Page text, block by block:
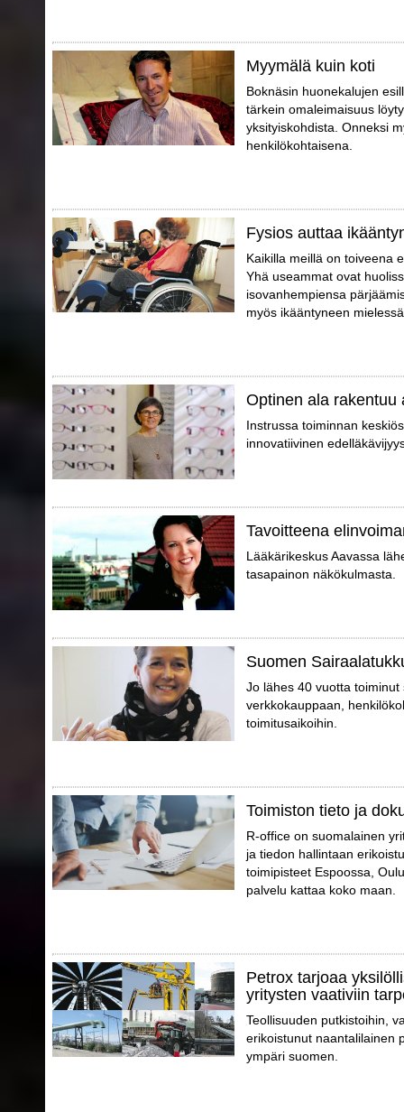
Myymälä kuin koti
Boknäsin huonekalujen
tärkein omaleimaisuus
yksityiskohdista. Onneksi
henkilökohtaisena.
Fysios auttaa
Kaikilla meillä on toiveena
Yhä useammat ovat
isovanhempiensa
myös ikääntyneen
Optinen ala rakentuu
Instrussa toiminnan
innovatiivinen
Tavoitteena
Lääkärikeskus Aavassa
tasapainon näkökulmasta.
Suomen
Jo lähes 40 vuotta
verkkokauppaan,
toimitusaikoihin.
Toimiston tieto ja
R-office on suomalainen
ja tiedon hallintaan
toimipisteet Espoossa,
palvelu kattaa koko maan.
Petrox tarjoaa
yritysten vaativiin
Teollisuuden putkistoihin,
erikoistunut naantalilainen
ympäri suomen.